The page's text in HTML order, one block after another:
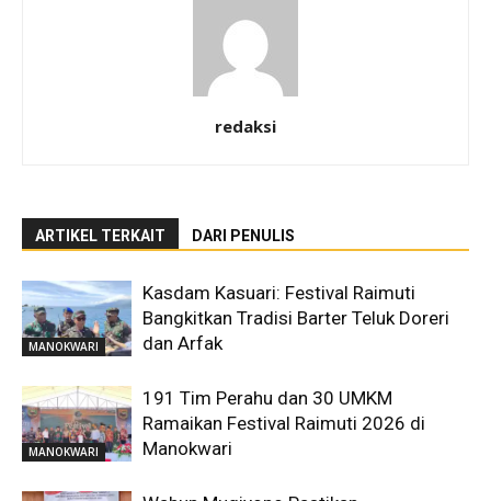
redaksi
ARTIKEL TERKAIT DARI PENULIS
MANOKWARI
Kasdam Kasuari: Festival Raimuti
Bangkitkan Tradisi Barter Teluk Doreri
dan Arfak
MANOKWARI
191 Tim Perahu dan 30 UMKM
Ramaikan Festival Raimuti 2026 di
Manokwari